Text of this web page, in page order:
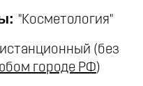
"Косметология"
(без
городе РФ)